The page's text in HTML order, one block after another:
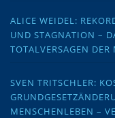
ALICE WEIDEL:
UND STAGNATION –
TOTALVERSAGEN DER
SVEN TRITSCHLER:
MENSCHENLEBEN –